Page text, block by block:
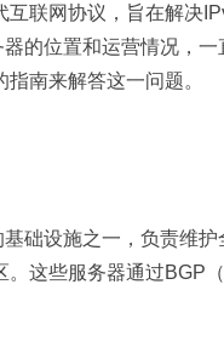
互联网协议，旨在解决
的位置和运营情况，
南来解答这一问题。
础设施之一，负责维
这些服务器通过BGP